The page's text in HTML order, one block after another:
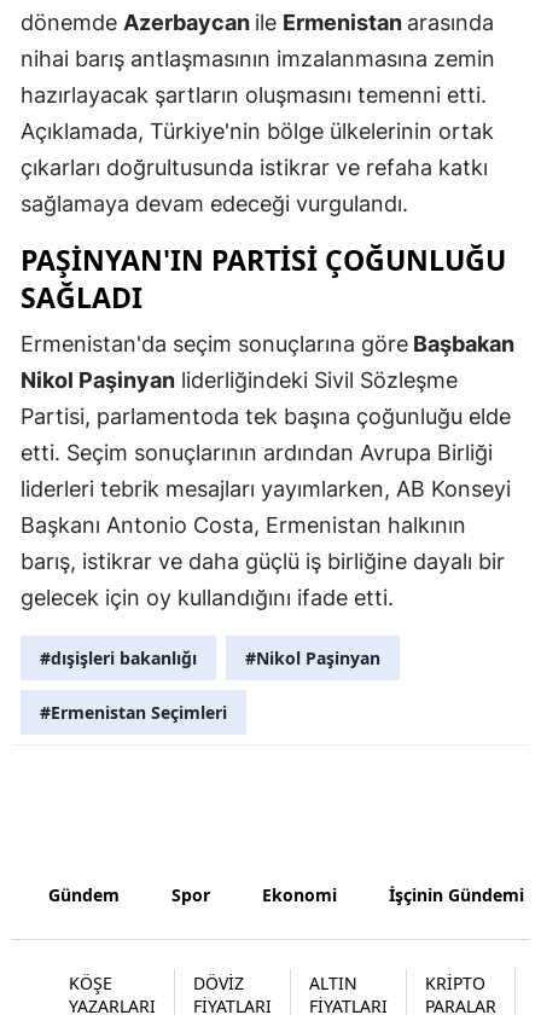
İstanbul
İzmir
Kastamonu
Kırklareli
Kocaeli
Konya
Kütahya
Manisa
Ordu
Sakarya
dönemde Azerbaycan ile Ermenistan arasında
nihai barış antlaşmasının imzalanmasına zemin
hazırlayacak şartların oluşmasını temenni etti.
Açıklamada, Türkiye'nin bölge ülkelerinin ortak
çıkarları doğrultusunda istikrar ve refaha katkı
sağlamaya devam edeceği vurgulandı.
PAŞINYAN'IN PARTISI ÇOĞUNLUĞU
SAĞLADI
Ermenistan'da seçim sonuçlarına göre Başbakan
Nikol Paşinyan liderliğindeki Sivil Sözleşme
Partisi, parlamentoda tek başına çoğunluğu elde
etti. Seçim sonuçlarının ardından Avrupa Birliği
liderleri tebrik mesajları yayımlarken, AB Konseyi
Başkanı Antonio Costa, Ermenistan halkının
barış, istikrar ve daha güçlü iş birliğine dayalı bir
gelecek için oy kullandığını ifade etti.
#dışişleri bakanlığı #Nikol Paşinyan
#Ermenistan Seçimleri
Gündem Spor Ekonomi İşçinin Gündemi
KÖŞE
YAZARLARI
DÖVİZ
FİYATLARI
ALTIN
FİYATLARI
KRİPTO
PARALAR